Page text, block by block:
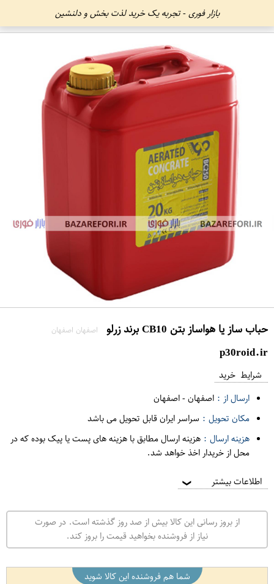
بازار فوری - تجربه یک خرید لذت بخش و دلنشین
حباب ساز یا هواساز بتن CB10 برند زرلو اصفهان اصفهان
p30roid.ir
شرایط خرید
ارسال از : اصفهان-اصفهان
مکان تحویل : سراسر ایران قابل تحویل می باشد
هزینه ارسال : هزینه ارسال مطابق با هزینه های پست یا پیک بوده که در
محل از خریدار اخذ خواهد شد.
اطلاعات بیشتر ❯
از بروز رسانی این کالا بیش از صد روز گذشته است. در صورت
نیاز از فروشنده بخواهید قیمت را بروز کند.
شما هم فروشنده این کالا شوید